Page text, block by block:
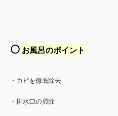
⚪️ お風呂のポイント
・カビを徹底除去
・排水口の掃除